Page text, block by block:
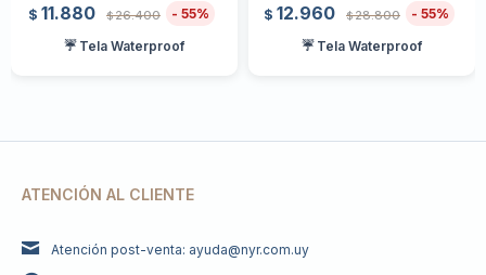
$ 11.880 $26.400
55
☔ Tela Waterproof
$ 12.960 $28.800
55
☔ Tela Waterproof
ATENCIÓN AL CLIENTE
Atención post-venta: ayuda@nyr.com.uy